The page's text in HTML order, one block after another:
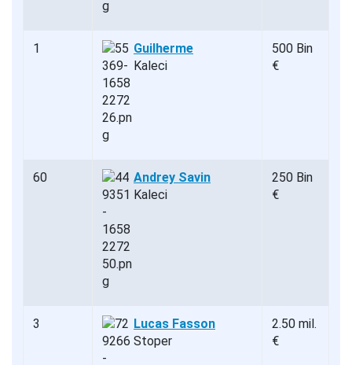
1
Guilherme
Kaleci
500 Bin
€
60
Andrey Savin
Kaleci
250 Bin
€
3
Lucas Fasson
Stoper
2.50 mil.
€